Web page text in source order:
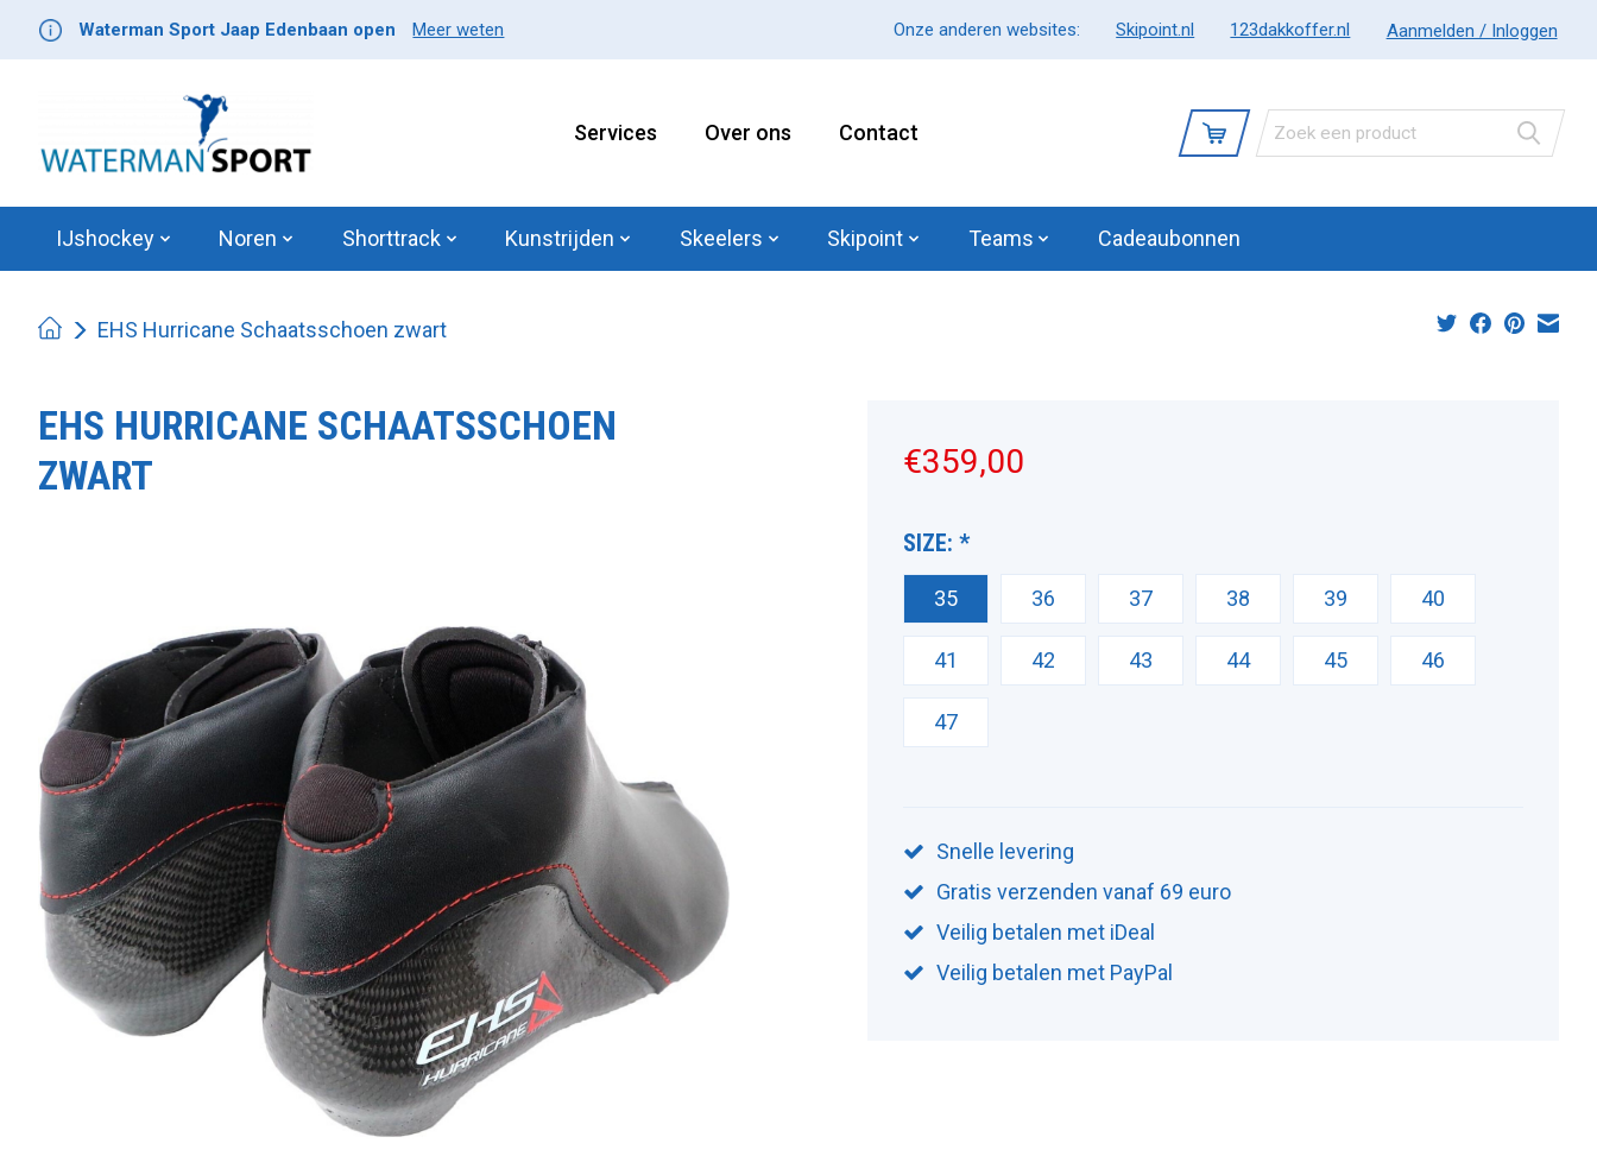
Waterman Sport Jaap Edenbaan open Meer weten Onze anderen websites: Skipoint.nl 123dakkoffer.nl Aanmelden / Inloggen
Services Over ons Contact
IJshockey Noren Shorttrack Kunstrijden Skeelers Skipoint Teams Cadeaubonnen
EHS Hurricane Schaatsschoen zwart
EHS HURRICANE SCHAATSSCHOEN
ZWART
€359,00
SIZE: *
35 36 37 38 39 40
41 42 43 44 45 46
47
Snelle levering
Gratis verzenden vanaf 69 euro
Veilig betalen met iDeal
Veilig betalen met PayPal